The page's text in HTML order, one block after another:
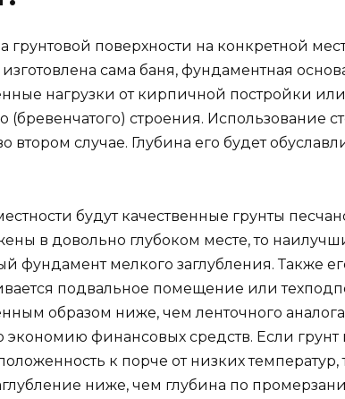
грунтовой поверхности на конкретной
изготовлена сама баня, фундаментная
нагрузки от кирпичной постройки
(бревенчатого) строения. Использование
втором случае. Глубина его будет
будут качественные грунты
в довольно глубоком месте, то
фундамент мелкого заглубления. Также
подвальное помещение или
образом ниже, чем ленточного
экономию финансовых средств. Если
к порче от низких
ниже, чем глубина по